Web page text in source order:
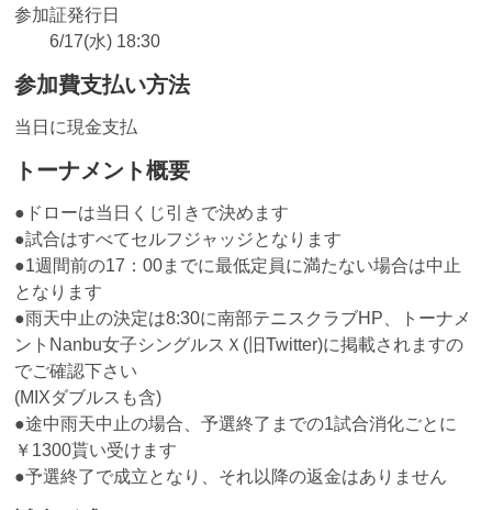
参加証発行日
6/17(水) 18:30
参加費支払い方法
当日に現金支払
トーナメント概要
●ドローは当日くじ引きで決めます
●試合はすべてセルフジャッジとなります
●1週間前の17：00までに最低定員に満たない場合は中止
となります
●雨天中止の決定は8:30に南部テニスクラブHP、トーナメ
ントNanbu女子シングルスＸ(旧Twitter)に掲載されますの
でご確認下さい
(MIXダブルスも含)
●途中雨天中止の場合、予選終了までの1試合消化ごとに
￥1300貰い受けます
●予選終了で成立となり、それ以降の返金はありません